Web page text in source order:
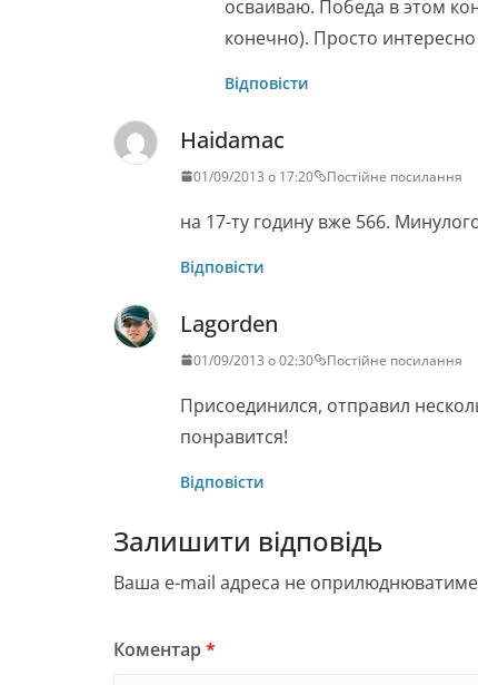
осваиваю. Победа в этом
конечно). Просто
Відповісти
Haidamac
01/09/2013 о 17:20 Постійне посилання
на 17-ту годину вже 566.
Відповісти
Lagorden
01/09/2013 о 02:30 Постійне посилання
Присоединился, отправил
понравится!
Відповісти
Залишити відповідь
Ваша e-mail адреса не
Коментар*